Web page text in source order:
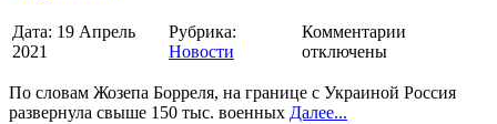
Дата: 19 Апрель
2021
Рубрика:
Новости
Комментарии
отключены
По словам Жозепа Борреля, на границе с Украиной Россия
развернула свыше 150 тыс. военных Далее...